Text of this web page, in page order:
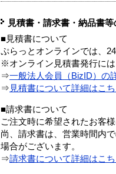
見積書・請求書・納品書
■見積書について
ぷらっとオンラインでは、
※オンライン見積書発行に
⇒一般法人会員（BizID）の
⇒ 見積書について詳細はこち
■請求書について
ご注文時に希望されたお客
尚、請求書は、営業時間内
場合がございます。
⇒請求書について詳細はこち